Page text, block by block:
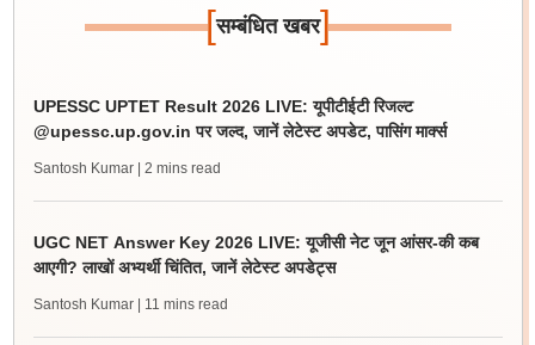
[सम्बंधित खबर]
UPESSC UPTET Result 2026 LIVE: यूपीटीईटी रिजल्ट
@upessc.up.gov.in पर जल्द, जानें लेटेस्ट अपडेट, पासिंग मार्क्स
Santosh Kumar | 2 mins read
UGC NET Answer Key 2026 LIVE: यूजीसी नेट जून आंसर-की कब
आएगी? लाखों अभ्यर्थी चिंतित, जानें लेटेस्ट अपडेट्स
Santosh Kumar | 11 mins read